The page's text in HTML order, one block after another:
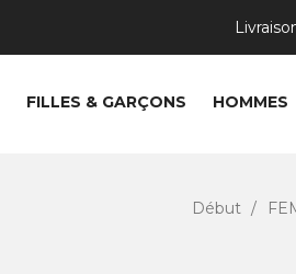
FILLES & GARÇONS HOMMES
Début